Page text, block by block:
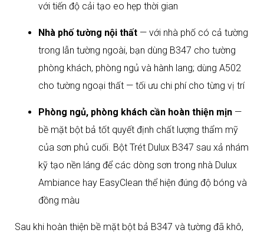
với tiến độ cải tạo eo hẹp thời gian
Nhà phố tường nội thất — với nhà phố có cả tường
trong lẫn tường ngoài, bạn dùng B347 cho tường
phòng khách, phòng ngủ và hành lang; dùng A502
cho tường ngoại thất — tối ưu chi phí cho từng vị trí
Phòng ngủ, phòng khách cần hoàn thiện mịn —
bề mặt bột bả tốt quyết định chất lượng thẩm mỹ
của sơn phủ cuối. Bột Trét Dulux B347 sau xả nhám
kỹ tạo nền láng để các dòng sơn trong nhà Dulux
Ambiance hay EasyClean thể hiện đúng độ bóng và
đồng màu
Sau khi hoàn thiện bề mặt bột bả B347 và tường đã khô,